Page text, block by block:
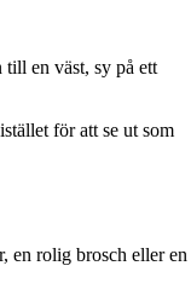
en väst, sy på ett
för att se ut som
en rolig brosch eller en